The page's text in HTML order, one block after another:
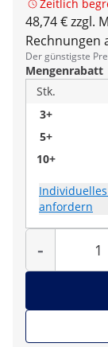
Zeitlich
48,74 € zzgl.
Rechnungen
Der günstigste
Mengenrabatt
Stk.
3+
5+
10+
anfordern
-